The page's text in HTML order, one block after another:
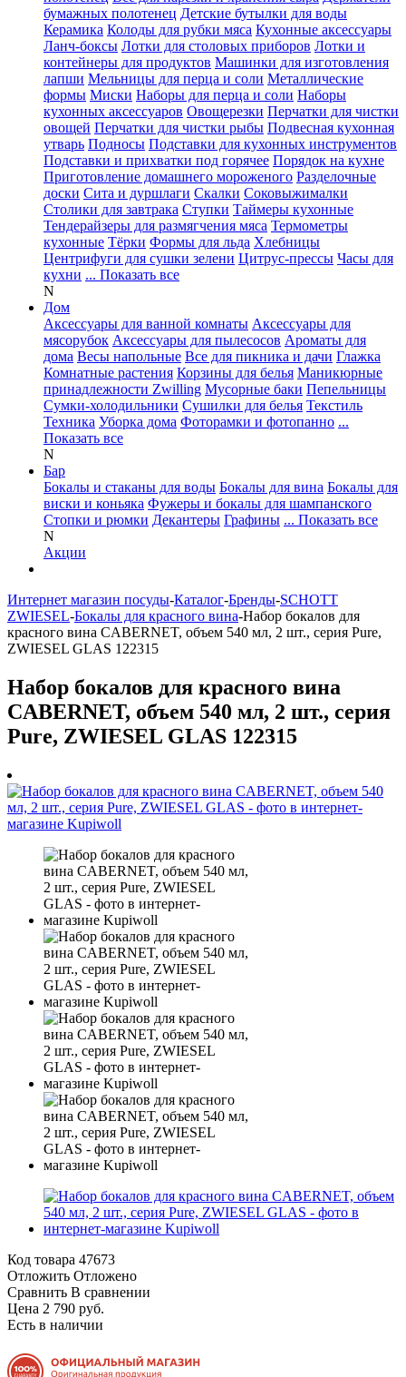
бумажных полотенец Детские бутылки для воды
Керамика Колоды для рубки мяса Кухонные аксессуары
Ланч-боксы Лотки для столовых приборов Лотки и
контейнеры для продуктов Машинки для изготовления
лапши Мельницы для перца и соли Металлические
формы Миски Наборы для перца и соли Наборы
кухонных аксессуаров Овощерезки Перчатки для чистки
овощей Перчатки для чистки рыбы Подвесная кухонная
утварь Подносы Подставки для кухонных инструментов
Подставки и прихватки под горячее Порядок на кухне
Приготовление домашнего мороженого Разделочные
доски Сита и дуршлаги Скалки Соковыжималки
Столики для завтрака Ступки Таймеры кухонные
Тендерайзеры для размягчения мяса Термометры
кухонные Тёрки Формы для льда Хлебницы
Центрифуги для сушки зелени Цитрус-прессы Часы для
кухни ... Показать все
N
Дом
Аксессуары для ванной комнаты Аксессуары для
мясорубок Аксессуары для пылесосов Ароматы для
дома Весы напольные Все для пикника и дачи Глажка
Комнатные растения Корзины для белья Маникюрные
принадлежности Zwilling Мусорные баки Пепельницы
Сумки-холодильники Сушилки для белья Текстиль
Техника Уборка дома Фоторамки и фотопанно ...
Показать все
N
Бар
Бокалы и стаканы для воды Бокалы для вина Бокалы для
виски и коньяка Фужеры и бокалы для шампанского
Стопки и рюмки Декантеры Графины ... Показать все
N
Акции
Интернет магазин посуды-Каталог-Бренды-SCHOTT
ZWIESEL-Бокалы для красного вина-Набор бокалов для
красного вина CABERNET, объем 540 мл, 2 шт., серия Pure,
ZWIESEL GLAS 122315
Набор бокалов для красного вина
CABERNET, объем 540 мл, 2 шт., серия
Pure, ZWIESEL GLAS 122315
Код товара 47673
Отложить Отложено
Сравнить В сравнении
Цена 2 790 руб.
Есть в наличии